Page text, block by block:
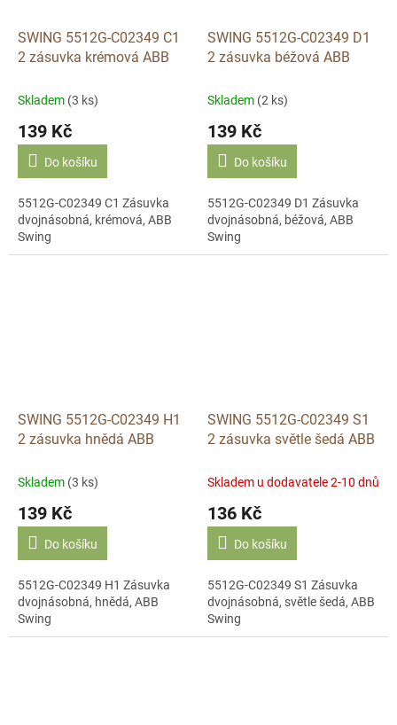
SWING 5512G-C02349 C1
2 zásuvka krémová ABB
Skladem (3 ks)
139 Kč
Do košíku
5512G-C02349 C1 Zásuvka
dvojnásobná, krémová, ABB
Swing
SWING 5512G-C02349 D1
2 zásuvka béžová ABB
Skladem (2 ks)
139 Kč
Do košíku
5512G-C02349 D1 Zásuvka
dvojnásobná, béžová, ABB
Swing
SWING 5512G-C02349 H1
2 zásuvka hnědá ABB
Skladem (3 ks)
139 Kč
Do košíku
5512G-C02349 H1 Zásuvka
dvojnásobná, hnědá, ABB
Swing
SWING 5512G-C02349 S1
2 zásuvka světle šedá ABB
Skladem u dodavatele 2-10 dnů
136 Kč
Do košíku
5512G-C02349 S1 Zásuvka
dvojnásobná, světle šedá, ABB
Swing